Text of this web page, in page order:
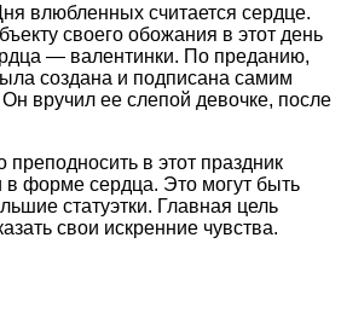
влюбленных считается сердце.
своего обожания в этот день
— валентинки. По преданию,
создана и подписана самим
вручил ее слепой девочке, после
в этот праздник
форме сердца. Это могут быть
статуэтки. Главная цель
свои искренние чувства.